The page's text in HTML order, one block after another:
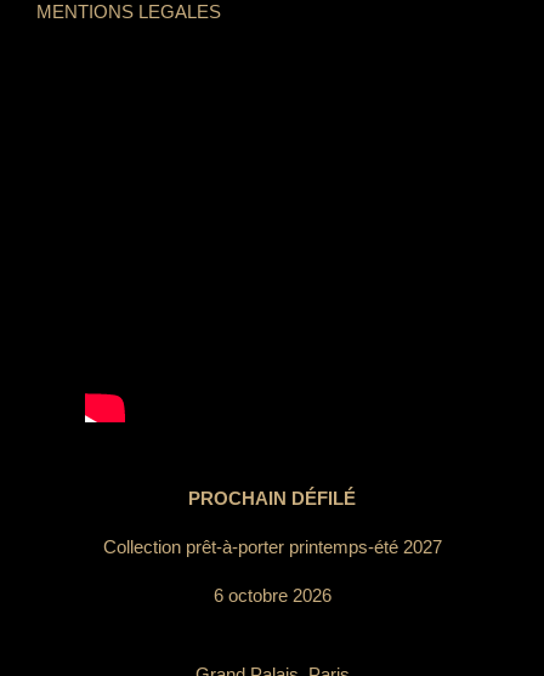
MENTIONS LEGALES
PROCHAIN DÉFILÉ
Collection prêt-à-porter printemps-été 2027
6 octobre 2026